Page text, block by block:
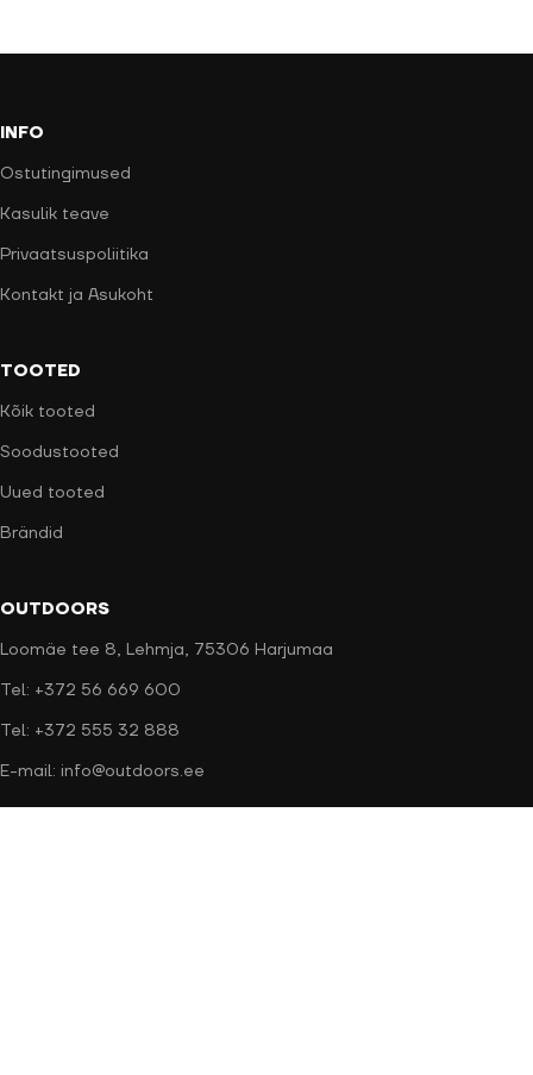
INFO
Ostutingimused
Kasulik teave
Privaatsuspoliitika
Kontakt ja Asukoht
TOOTED
Kõik tooted
Soodustooted
Uued tooted
Brändid
OUTDOORS
Loomäe tee 8, Lehmja, 75306 Harjumaa
Tel: +372 56 669 600
Tel: +372 555 32 888
E-mail: info@outdoors.ee